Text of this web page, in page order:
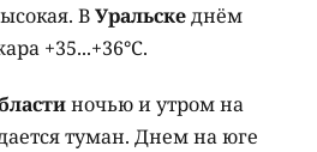
ВУральскеднём
+35...+36°C.
ночью и утром на
туман. Днем на юге